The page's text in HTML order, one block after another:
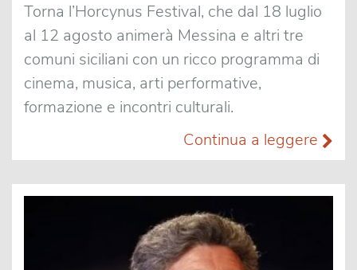
Torna l’Horcynus Festival, che dal 18 luglio
al 12 agosto animerà Messina e altri tre
comuni siciliani con un ricco programma di
cinema, musica, arti performative,
formazione e incontri culturali.
Continua a leggere